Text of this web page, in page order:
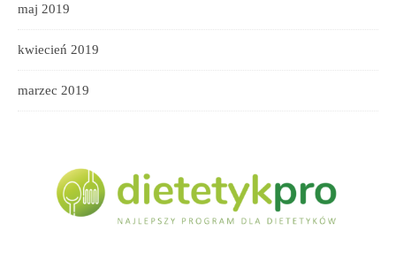
maj 2019
kwiecień 2019
marzec 2019